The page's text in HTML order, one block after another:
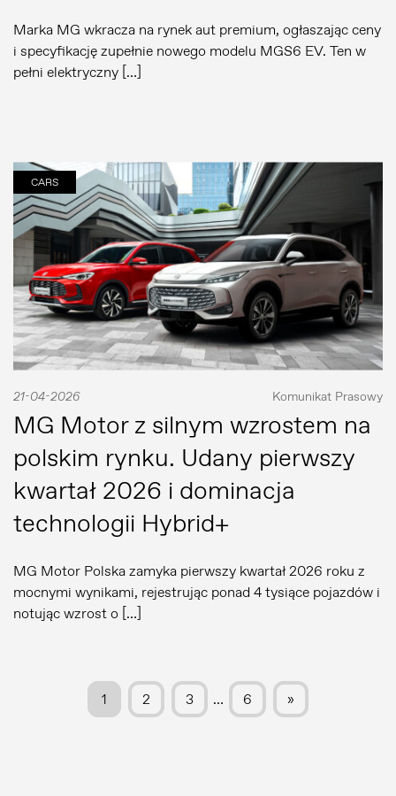
Marka MG wkracza na rynek aut premium, ogłaszając ceny
i specyfikację zupełnie nowego modelu MGS6 EV. Ten w
pełni elektryczny […]
CARS
21-04-2026 Komunikat Prasowy
MG Motor z silnym wzrostem na
polskim rynku. Udany pierwszy
kwartał 2026 i dominacja
technologii Hybrid+
MG Motor Polska zamyka pierwszy kwartał 2026 roku z
mocnymi wynikami, rejestrując ponad 4 tysiące pojazdów i
notując wzrost o […]
1 2 3 … 6 »